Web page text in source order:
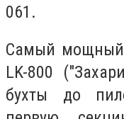
061.
Самый мощный
LK-800
бухты до